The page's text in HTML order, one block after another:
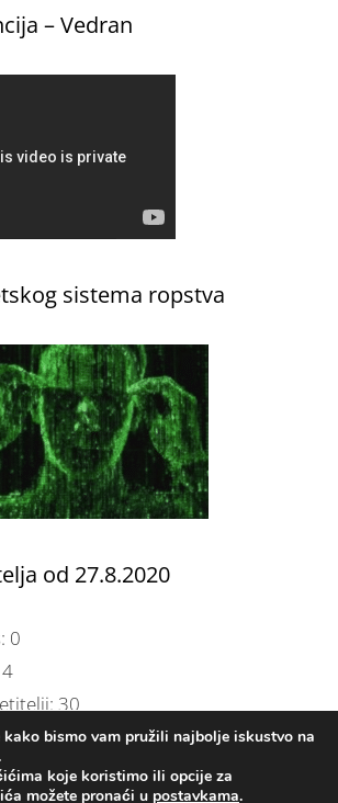
– Vedran
sistema ropstva
od 27.8.2020
0
4
30
stranica:30
bismo vam pružili najbolje iskustvo na
koje koristimo ili opcije za
možete pronaći u postavkama.